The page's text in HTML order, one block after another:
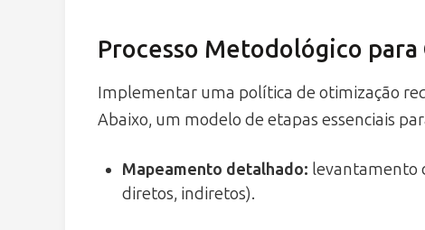
Processo Metodológico
Implementar uma política de otimização
Abaixo, um modelo de etapas essenciais
Mapeamento detalhado: levantamento
diretos, indiretos).